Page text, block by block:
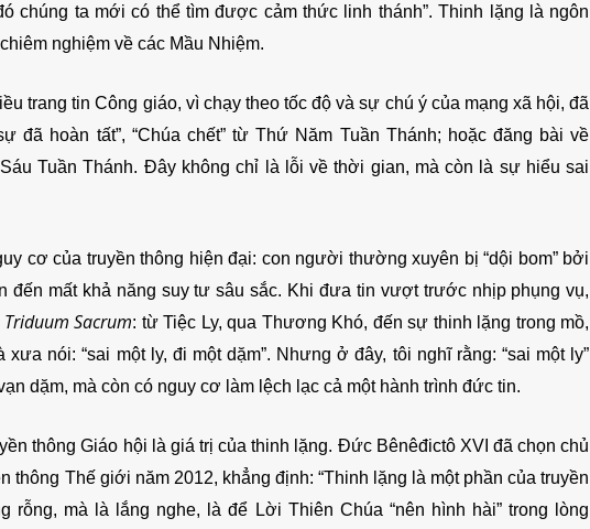
chúng ta mới có thể tìm được cảm thức linh thánh”. Thinh lặng là ngôn
nghiệm về các Mầu Nhiệm.
trang tin Công giáo, vì chạy theo tốc độ và sự chú ý của mạng xã hội, đã
đã hoàn tất”, “Chúa chết” từ Thứ Năm Tuần Thánh; hoặc đăng bài về
Tuần Thánh. Đây không chỉ là lỗi về thời gian, mà còn là sự hiểu sai
cơ của truyền thông hiện đại: con người thường xuyên bị “dội bom” bởi
đến mất khả năng suy tư sâu sắc. Khi đưa tin vượt trước nhịp phụng vụ,
Triduum Sacrum: từ Tiệc Ly, qua Thương Khó, đến sự thinh lặng trong mồ,
nói: “sai một ly, đi một dặm”. Nhưng ở đây, tôi nghĩ rằng: “sai một ly”
dặm, mà còn có nguy cơ làm lệch lạc cả một hành trình đức tin.
thông Giáo hội là giá trị của thinh lặng. Đức Bênêđictô XVI đã chọn chủ
thông Thế giới năm 2012, khẳng định: “Thinh lặng là một phần của truyền
rỗng, mà là lắng nghe, là để Lời Thiên Chúa “nên hình hài” trong lòng